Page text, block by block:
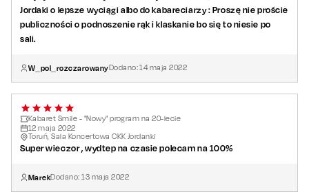
Jordaki o lepsze wyciągi albo do kabareciarzy : Proszę nie proście
publiczności o podnoszenie rąk i klaskanie bo się to niesie po
sali.
W_pol_rozczarowanyDodano:14maja 2022
Kabaret Smile - "Nowy" program na 20-lecie
12 maja 2022
Toruń, Sala Koncertowa CKK Jordanki
Super wieczor , wydtep na czasie polecam na 100%
MarekDodano:13 maja 2022